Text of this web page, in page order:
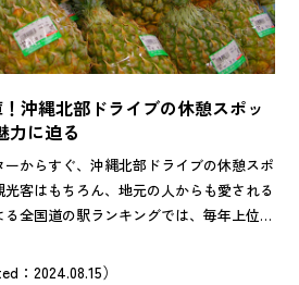
沖縄北部ドライブの休憩スポッ
力に迫る
からすぐ、沖縄北部ドライブの休憩スポ
客はもちろん、地元の人からも愛される
全国道の駅ランキングでは、毎年上位に
誇ります。その人気のワケは、ご当地な
食べ物が豊富に揃うこと。旬のフルーツ
：2024.08.15）